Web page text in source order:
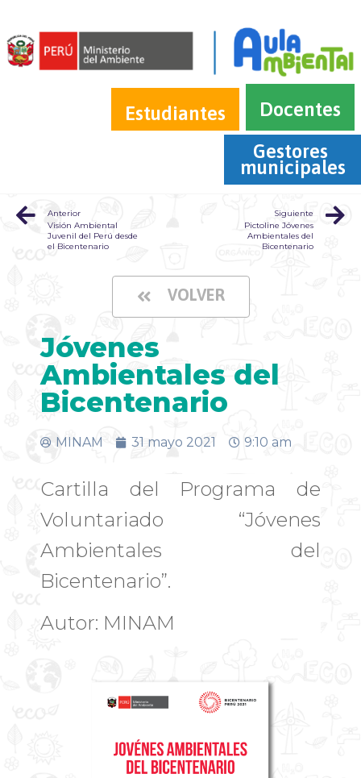
Estudiantes
Docentes
Gestores
municipales
Anterior
Visión Ambiental
Juvenil del Perú desde
el Bicentenario
Siguiente
Pictoline Jóvenes
Ambientales del
Bicentenario
VOLVER
Jóvenes
Ambientales del
Bicentenario
MINAM 31 mayo 2021 9:10 am
Cartilla del Programa de
Voluntariado “Jóvenes
Ambientales del
Bicentenario”.
Autor: MINAM